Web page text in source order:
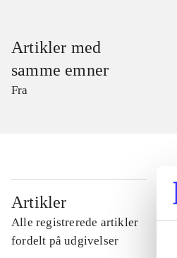
Artikler med
samme emner
Fra
Artikler
Alle registrerede artikler
fordelt på udgivelser